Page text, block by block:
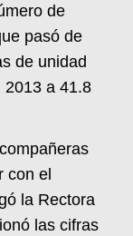
de
pasó de
de unidad
2013 a 41.8
con el
la Rectora
las cifras